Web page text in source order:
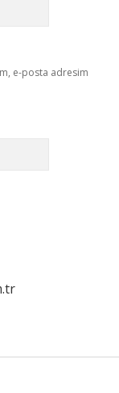
e-posta adresim